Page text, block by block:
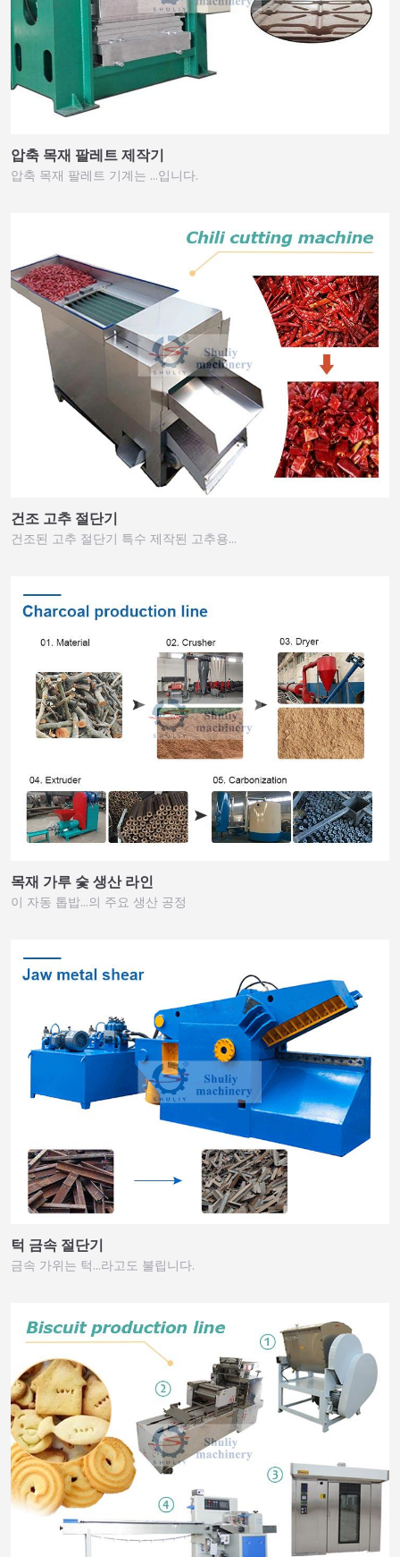
압축 목재 팔레트 제작기
압축 목재 팔레트 기계는 …입니다.
건조 고추 절단기
건조된 고추 절단기 특수 제작된 고추용…
목재 가루 숯 생산 라인
이 자동 톱밥…의 주요 생산 공정
턱 금속 절단기
금속 가위는 턱…라고도 불립니다.